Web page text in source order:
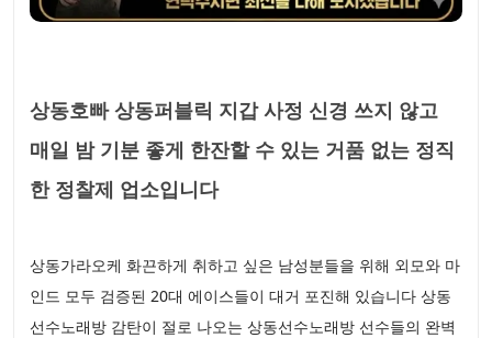
상동호빠 상동퍼블릭 지갑 사정 신경 쓰지 않고
매일 밤 기분 좋게 한잔할 수 있는 거품 없는 정직
한 정찰제 업소입니다
상동가라오케 화끈하게 취하고 싶은 남성분들을 위해 외모와 마
인드 모두 검증된 20대 에이스들이 대거 포진해 있습니다 상동
선수노래방 감탄이 절로 나오는 상동선수노래방 선수들의 완벽